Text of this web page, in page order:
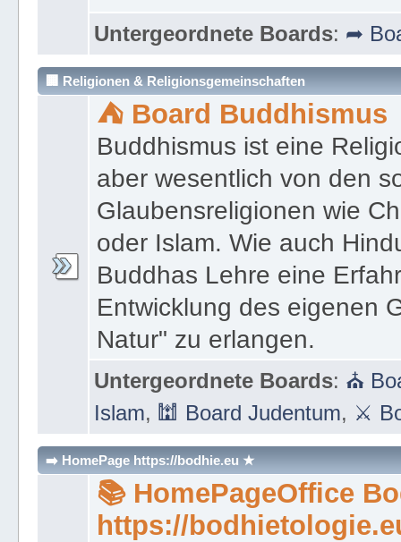
Untergeordnete Boards: ➦
🏢 Religionen & Religionsgemeinschaften
⛺ Board Buddhismus
Buddhismus ist eine
aber wesentlich von den
Glaubensreligionen wie
oder Islam. Wie auch
Buddhas Lehre eine
Entwicklung des eigenen
Natur" zu erlangen.
Untergeordnete Boards: ⛪
Islam, 🕍 Board Judentum, ⚔
➡️ HomePage https://bodhie.eu ★
📚 HomePageOffice
https://